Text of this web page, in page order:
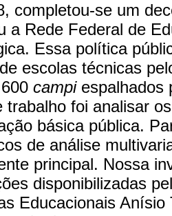
completou-se um
a Rede Federal de
Essa política
escolas técnicas
campiespalhados
trabalho foi analisar
básica pública.
de análise
principal. Nossa
disponibilizadas
Educacionais